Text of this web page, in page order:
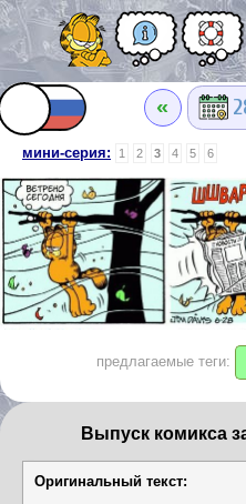
«
мини-серия: 1 2 3 4 5 6
предлагаемые теги:
Выпуск комикса
Оригинальный текст: